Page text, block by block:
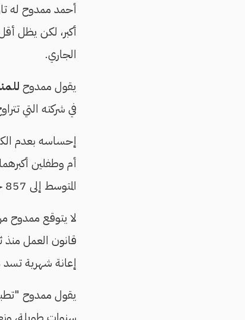
الجاري.
يقول ممدوح
في شركته التي تتراوح فيها
إحساسه بعدم
المتوسط إلى 857 جنيها لكي يبقى فوق خط الفقر، أي أن عائلة ممدوح تحتاج لدخل شهري يتجاوز 3400 جنيه.
لا يتوقع ممدوح
قانون العمل
إعانة شهرية تسد
يقول ممدوح